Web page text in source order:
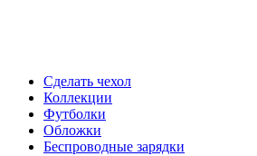
Сделать чехол
Коллекции
Футболки
Обложки
Беспроводные зарядки